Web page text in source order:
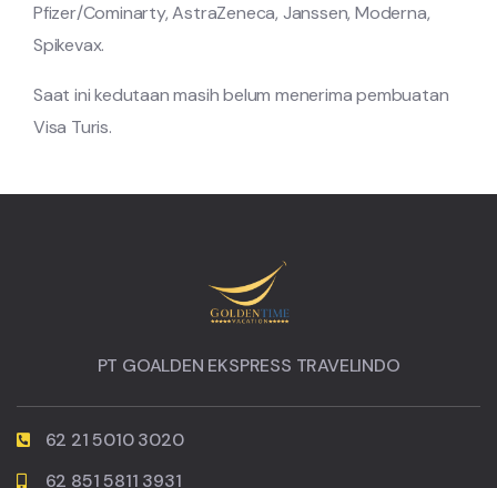
Pfizer/Cominarty, AstraZeneca, Janssen, Moderna,
Spikevax.
Saat ini kedutaan masih belum menerima pembuatan
Visa Turis.
PT GOALDEN EKSPRESS TRAVELINDO
62 21 5010 3020
62 851 5811 3931